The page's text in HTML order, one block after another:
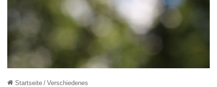
Startseite / Verschiedenes